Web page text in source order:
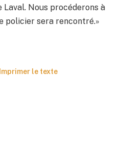
Nous procéderons à
policier sera rencontré.»
Imprimer le texte